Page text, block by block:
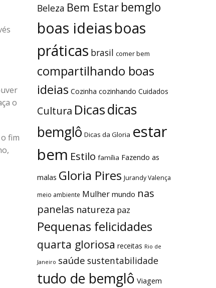
o
fim
Beleza Bem Estar bemglo
boas ideiasboas
práticas brasil comer bem
compartilhando boas
ideias Cozinha cozinhando Cuidados
Cultura Dicasdicas
bemglô Dicas da Gloria estar
bem Estilo família Fazendo as
malas Gloria Pires Jurandy Valença
meio ambiente Mulher mundo nas
panelas natureza paz
Pequenas felicidades
quarta gloriosa receitas Rio de
Janeiro saúde sustentabilidade
tudo de bemglô Viagem